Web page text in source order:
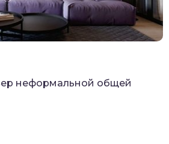
неформальной общей